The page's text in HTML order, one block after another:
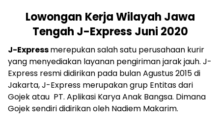
Lowongan Kerja Wilayah Jawa
Tengah J-Express Juni 2020
J-Expressmerepukan salah satu perusahaan kurir
yang menyediakan layanan pengiriman jarak jauh. J-
Express resmi didirikan pada bulan Agustus 2015 di
Jakarta, J-Express merupakan grup Entitas dari
Gojek atau PT. Aplikasi Karya Anak Bangsa. Dimana
Gojek sendiri didirikan oleh Nadiem Makarim.